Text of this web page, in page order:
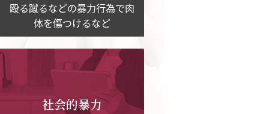
殴る蹴るなどの暴力行為で肉
体を傷つけるなど
社会的暴力